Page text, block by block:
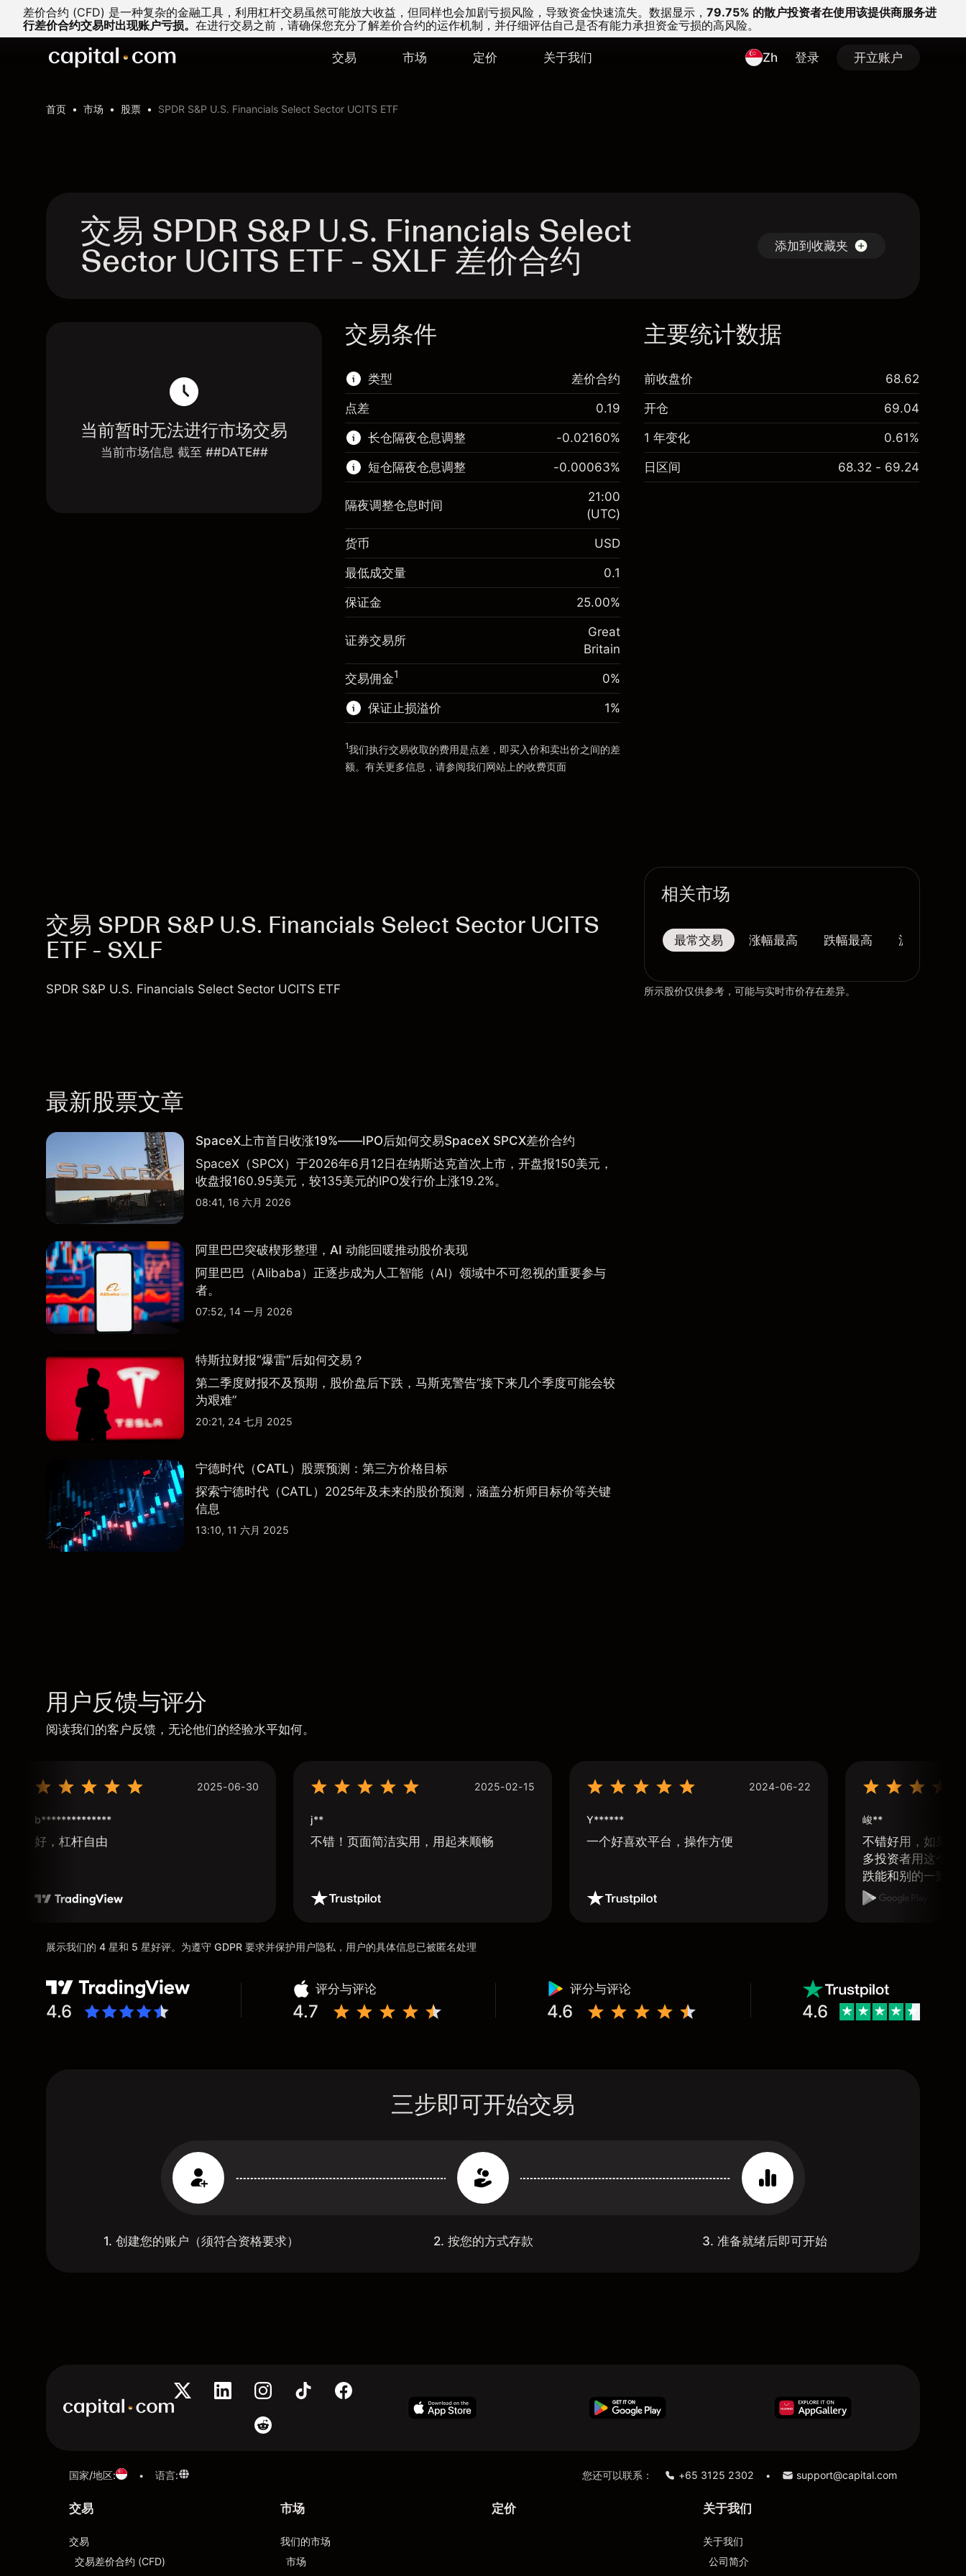
差价合约 (CFD) 是一种复杂的金融工具，利用杠杆交易虽然可能放大收益，但同样也会加剧亏损风险，导致资金快速流失。 数据显示， 79.75% 的散户投资者在使用该提供商服务进
行差价合约交易时出现账户亏损。 在进行交易之前，请确保您充分了解差价合约的运作机制，并仔细评估自己是否有能力承担资金亏损的高风险。
交易 市场 定价 关于我们 Zh 登录 开立账户
首页 市场 股票 SPDR S&P U.S. Financials Select Sector UCITS ETF
交易 SPDR S&P U.S. Financials Select
Sector UCITS ETF - SXLF 差价合约 添加到收藏夹
当前暂时无法进行市场交易
当前市场信息 截至 ##DATE##
交易条件
类型
该金融市场可进行差价合约交易。
了解更多:
差价合约
差价合约
点差 0.19
长仓隔夜仓息调整
$1,000.00
隔夜仓息
来自头寸全值的费用
-0.021596
(-$0.86)
来自杠杆的资金 - 美元（大约值）
$3,000.00
前往平台
-0.02160%
短仓隔夜仓息调整
保证金。您的投资 $1,000.00
来自头寸全值的费用
-0.000626
(-$0.03)
$4,000.00
来自杠杆的资金 - 美元（大约值）
前往平台
-0.00063%
隔夜调整仓息时间
21:00
(UTC)
货币 USD
最低成交量 0.1
保证金 25.00%
证券交易所
Great
Britain
交易佣金1 0%
保证止损溢价
“服务费用”
1%
1我们执行交易收取的费用是点差，即买入价和卖出价之间的差
额。有关更多信息，请参阅我们网站上的收费页面
主要统计数据
前收盘价 68.62
开仓 69.04
1 年变化 0.61%
日区间 68.32 - 69.24
交易 SPDR S&P U.S. Financials Select Sector UCITS
ETF - SXLF
SPDR S&P U.S. Financials Select Sector UCITS ETF
最新股票文章
SpaceX上市首日收涨19%——IPO后如何交易SpaceX SPCX差价合约
SpaceX（SPCX）于2026年6月12日在纳斯达克首次上市，开盘报150美元，
收盘报160.95美元，较135美元的IPO发行价上涨19.2%。
08:41, 16 六月 2026
阿里巴巴突破楔形整理，AI 动能回暖推动股价表现
阿里巴巴（Alibaba）正逐步成为人工智能（AI）领域中不可忽视的重要参与
者。
07:52, 14 一月 2026
特斯拉财报“爆雷”后如何交易？
第二季度财报不及预期，股价盘后下跌，马斯克警告“接下来几个季度可能会较
为艰难”
20:21, 24 七月 2025
宁德时代（CATL）股票预测：第三方价格目标
探索宁德时代（CATL）2025年及未来的股价预测，涵盖分析师目标价等关键
信息
13:10, 11 六月 2025
相关市场
最常交易 涨幅最高 跌幅最高 波幅最大
所示股价仅供参考，可能与实时市价存在差异。
用户反馈与评分
阅读我们的客户反馈，无论他们的经验水平如何。
2025-06-30
b**************
好，杠杆自由
2025-02-15
j**
不错！页面简洁实用，用起来顺畅
2024-06-22
Y******
一个好喜欢平台，操作方便
峻**
不错好用，如果可
多投资者用这个软
跌能和别的一致那
展示我们的 4 星和 5 星好评。为遵守 GDPR 要求并保护用户隐私，用户的具体信息已被匿名处理
4.6
评分与评论
4.7
评分与评论
4.6 4.6
三步即可开始交易
1. 创建您的账户（须符合资格要求） 2. 按您的方式存款 3. 准备就绪后即可开始
国家/地区: • 语言: 您还可以联系： +65 3125 2302 • support@capital.com
交易
交易
交易差价合约 (CFD)
市场
我们的市场
市场
定价 关于我们
关于我们
公司简介